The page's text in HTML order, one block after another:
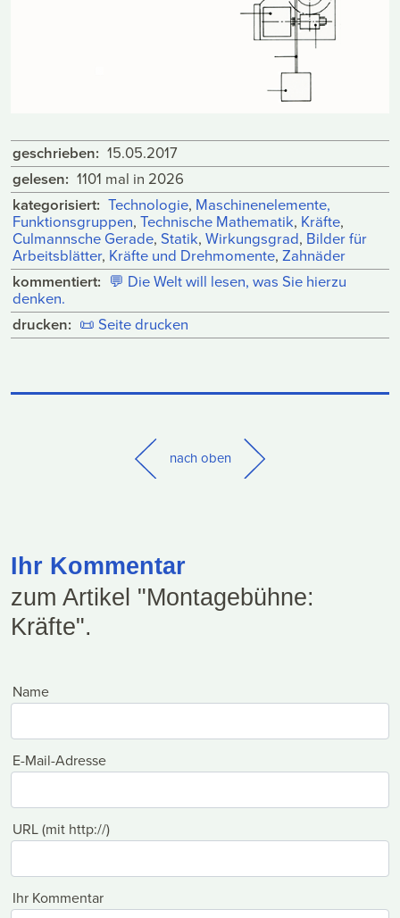
geschrieben: 15.05.2017
gelesen: 1101 mal in 2026
kategorisiert: Technologie, Maschinenelemente,
Funktionsgruppen,Technische Mathematik, Kräfte,
Culmannsche Gerade, Statik,Wirkungsgrad, Bilder für
Arbeitsblätter, Kräfte und Drehmomente,Zahnäder
kommentiert: 💬 Die Welt will lesen, was Sie hierzu
denken.
drucken: 📜 Seite drucken
nach oben
Ihr Kommentar
zum Artikel "Montagebühne:
Kräfte".
Name
E-Mail-Adresse
URL (mit http://)
Ihr Kommentar